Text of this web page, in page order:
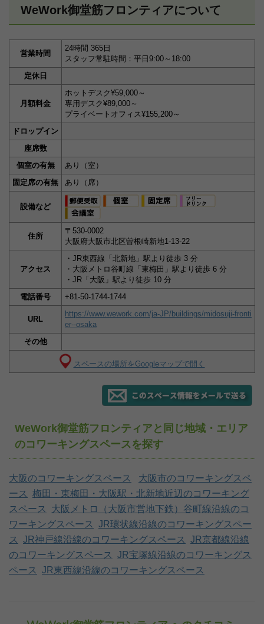
WeWork御堂筋フロンティアについて
営業時間
24時間 365日
スタッフ常駐時間：平日9:00～18:00
定休日
月額料金
ホットデスク¥59,000～
専用デスク¥89,000～
プライベートオフィス¥155,200～
ドロップイン
座席数
個室の有無
あり（室）
固定席の有無
あり（席）
設備など
住所
〒530-0002
大阪府大阪市北区曽根崎新地1-13-22
アクセス
・JR東西線「北新地」駅より徒歩 3 分
・大阪メトロ谷町線「東梅田」駅より徒歩 6 分
・JR「大阪」駅より徒歩 10 分
電話番号
+81-50-1744-1744
URL
https://www.wework.com/ja-JP/buildings/midosuji-fronti
er--osaka
その他
スペースの場所をGoogleマップで開く
WeWork御堂筋フロンティアと同じ地域・エリア
のコワーキングスペースを探す
大阪のコワーキングスペース
大阪市のコワーキングスペ
ース
梅田・東梅田・大阪駅・北新地近辺のコワーキング
スペース
大阪メトロ（大阪市営地下鉄）谷町線沿線のコ
ワーキングスペース
JR環状線沿線のコワーキングスペー
ス
JR神戸線沿線のコワーキングスペース
JR京都線沿線
のコワーキングスペース
JR宝塚線沿線のコワーキングス
ペース
JR東西線沿線のコワーキングスペース